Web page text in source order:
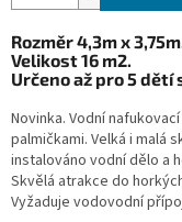
Rozměr 4,3m x
Velikost 16 m2.
Určeno až pro 5 dětí
Novinka. Vodní
palmičkami. Velká i malá
instalováno vodní dělo a
Skvělá atrakce do
Vyžaduje vodovodní